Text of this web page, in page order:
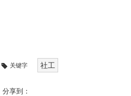
关键字 社工
分享到：